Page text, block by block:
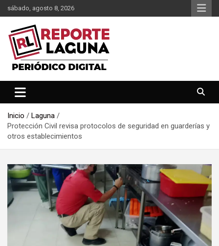
Saltar
al
contenido
sábado, agosto 8, 2026
Reporte Laguna
Inicio
Laguna
Protección Civil revisa protocolos de seguridad en guarderías y
otros establecimientos